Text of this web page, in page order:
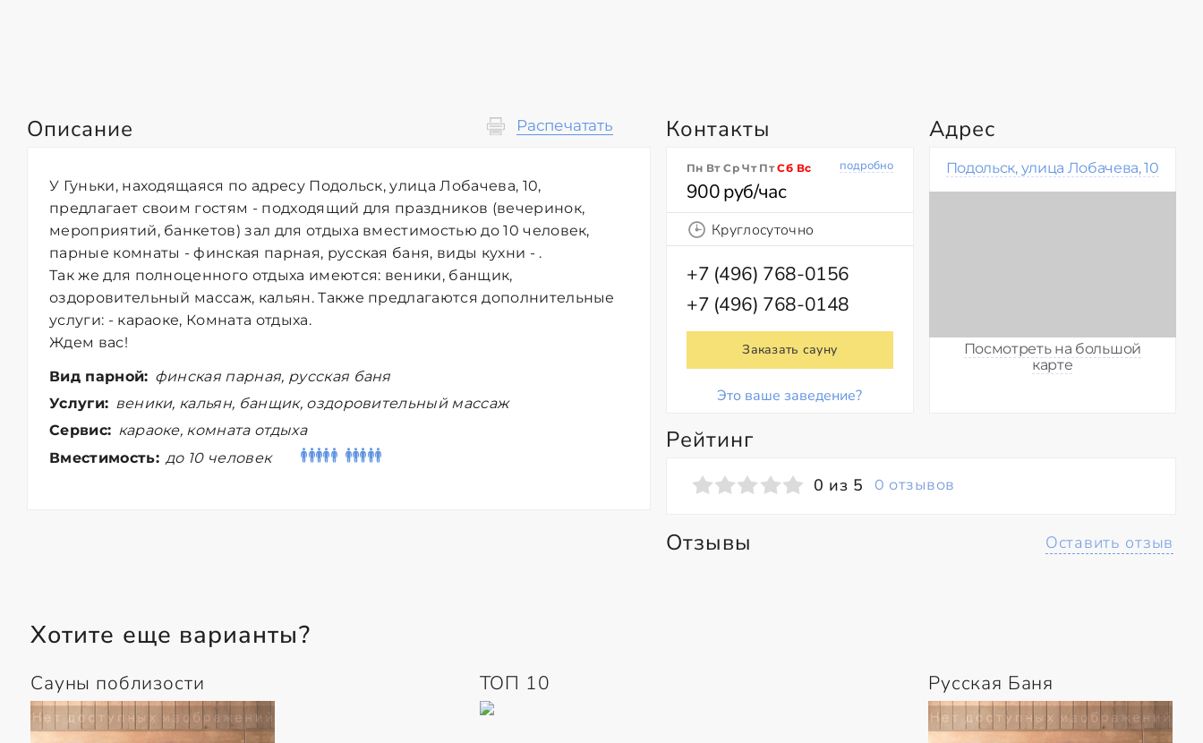
Описание Распечатать
У Гуньки, находящаяся по адресу Подольск, улица Лобачева, 10,
предлагает своим гостям - подходящий для праздников (вечеринок,
мероприятий, банкетов) зал для отдыха вместимостью до 10 человек,
парные комнаты - финская парная, русская баня, виды кухни - .
Так же для полноценного отдыха имеются: веники, банщик,
оздоровительный массаж, кальян. Также предлагаются дополнительные
услуги: - караоке, Комната отдыха.
Ждем вас!
Вид парной: финская парная, русская баня
Услуги: веники, кальян, банщик, оздоровительный массаж
Сервис: караоке, комната отдыха
Вместимость: до 10 человек
Контакты
подробно
Пн Вт Ср Чт ПтСб Вс
900 руб/час
Круглосуточно
+7 (496) 768-0156
+7 (496) 768-0148
Заказать сауну
Это ваше заведение?
Адрес
Подольск, улица Лобачева, 10
Посмотреть на большой
карте
Рейтинг
0 из 5 0 отзывов
Отзывы Оставить отзыв
Хотите еще варианты?
Сауны поблизости ТОП 10 Русская Баня